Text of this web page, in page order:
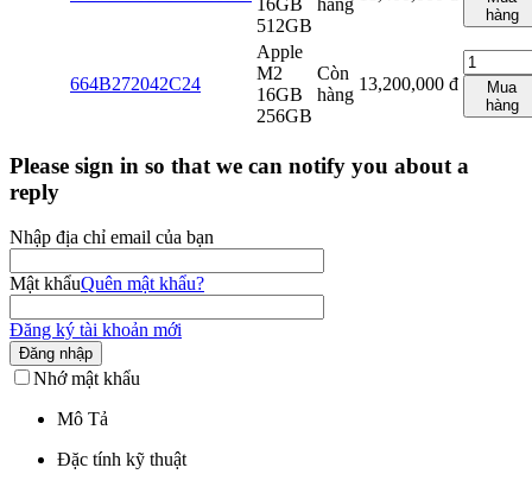
16GB
512GB
hàng
hàng
664B272042C24
Apple
M2
16GB
256GB
Còn
hàng
13,200,000 đ
Mua
hàng
Please sign in so that we can notify you about a
reply
Nhập địa chỉ email của bạn
Mật khẩuQuên mật khẩu?
Đăng ký tài khoản mới
Đăng nhập
Nhớ mật khẩu
Mô Tả
Đặc tính kỹ thuật